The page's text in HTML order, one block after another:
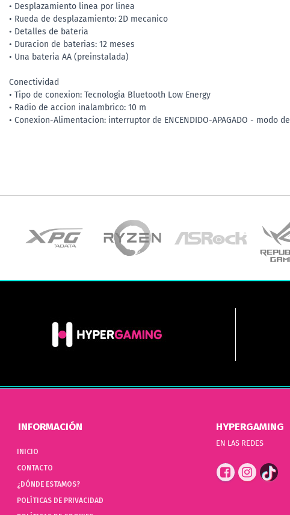
• Desplazamiento linea por linea
• Rueda de desplazamiento: 2D mecanico
• Detalles de bateria
• Duracion de baterias: 12 meses
• Una bateria AA (preinstalada)
Conectividad
• Tipo de conexion: Tecnologia Bluetooth Low Energy
• Radio de accion inalambrico: 10 m
• Conexion-Alimentacion: interruptor de ENCENDIDO-APAGADO - modo
INFORMACIÓN
INICIO
CONTACTO
¿DÓNDE ESTAMOS?
POLÍTICAS DE PRIVACIDAD
HYPERGAMING
EN LAS REDES